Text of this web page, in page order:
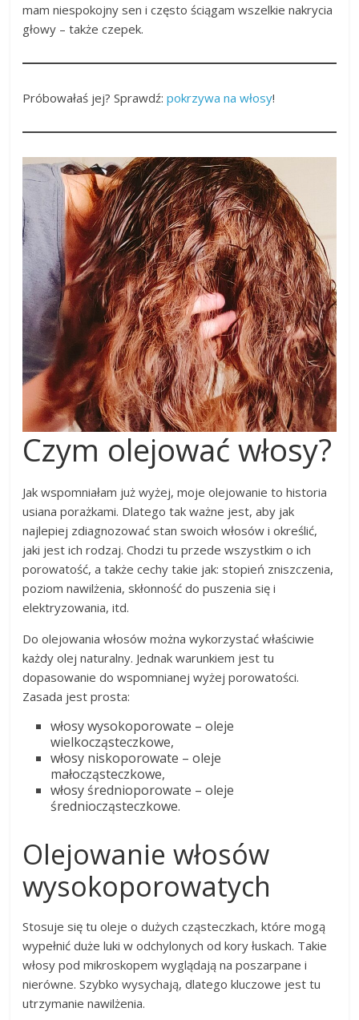
mam niespokojny sen i często ściągam wszelkie nakrycia
głowy – także czepek.
Próbowałaś jej? Sprawdź:pokrzywa na włosy!
Czym olejować włosy?
Jak wspomniałam już wyżej, moje olejowanie to historia
usiana porażkami. Dlatego tak ważne jest, aby jak
najlepiej zdiagnozować stan swoich włosów i określić,
jaki jest ich rodzaj. Chodzi tu przede wszystkim o ich
porowatość, a także cechy takie jak: stopień zniszczenia,
poziom nawilżenia, skłonność do puszenia się i
elektryzowania, itd.
Do olejowania włosów można wykorzystać właściwie
każdy olej naturalny. Jednak warunkiem jest tu
dopasowanie do wspomnianej wyżej porowatości.
Zasada jest prosta:
włosy wysokoporowate – oleje
wielkocząsteczkowe,
włosy niskoporowate – oleje
małocząsteczkowe,
włosy średnioporowate – oleje
średniocząsteczkowe.
Olejowanie włosów
wysokoporowatych
Stosuje się tu oleje o dużych cząsteczkach, które mogą
wypełnić duże luki w odchylonych od kory łuskach. Takie
włosy pod mikroskopem wyglądają na poszarpane i
nierówne. Szybko wysychają, dlatego kluczowe jest tu
utrzymanie nawilżenia.